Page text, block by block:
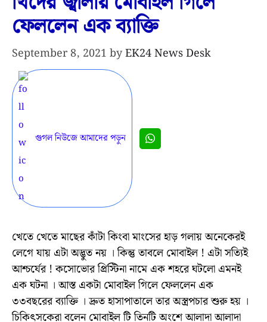
ফেললেন এক ব্যাক্তি
September 8, 2021 byEK24 News Desk
গুগল নিউজে আমাদের পড়ুন
খেতে খেতে মাছের কাঁটা কিংবা মাংসের হাড় গলায় অনেকেরই
লেগে যায় এটা অদ্ভুত নয় । কিন্তু তাবলে মোবাইল ! এটা সত্যিই
আশ্চর্যের ! কসোভোর প্রিস্টিনা নামে এক শহরে ঘটলো এমনই
এক ঘটনা । আস্ত একটা মোবাইল গিলে ফেললেন এক
৩৩বছরের ব্যাক্তি । দ্রুত হাসাপাতালে তার অস্ত্রপচার শুরু হয় ।
চিকিৎসকেরা বলেন মোবাইল টি তিনটি অংশে আলাদা আলাদা